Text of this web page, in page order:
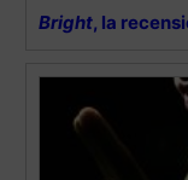
Bright, la